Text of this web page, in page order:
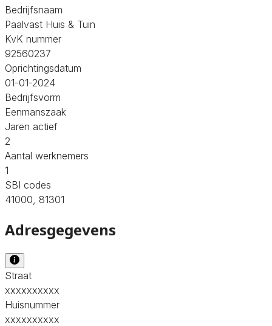
Bedrijfsnaam
Paalvast Huis & Tuin
KvK nummer
92560237
Oprichtingsdatum
01-01-2024
Bedrijfsvorm
Eenmanszaak
Jaren actief
2
Aantal werknemers
1
SBI codes
41000, 81301
Adresgegevens
Straat
xxxxxxxxxx
Huisnummer
xxxxxxxxxx